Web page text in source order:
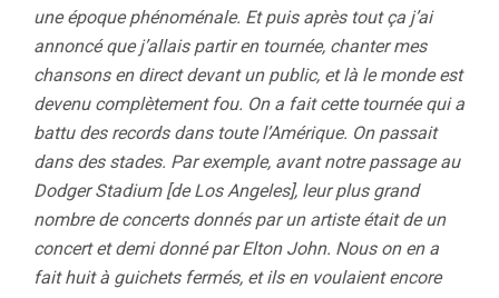
une époque phénoménale. Et puis après tout ça j’ai
annoncé que j’allais partir en tournée, chanter mes
chansons en direct devant un public, et là le monde est
devenu complètement fou. On a fait cette tournée qui a
battu des records dans toute l’Amérique. On passait
dans des stades. Par exemple, avant notre passage au
Dodger Stadium [de Los Angeles], leur plus grand
nombre de concerts donnés par un artiste était de un
concert et demi donné par Elton John. Nous on en a
fait huit à guichets fermés, et ils en voulaient encore